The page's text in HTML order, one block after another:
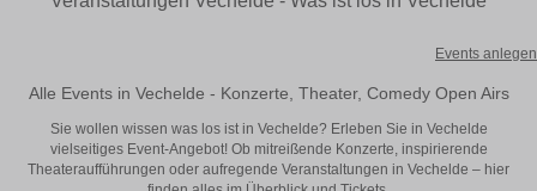
Events anlegen
Alle Events in Vechelde - Konzerte, Theater, Comedy Open Airs
Sie wollen wissen was los ist in Vechelde? Erleben Sie in Vechelde
vielseitiges Event-Angebot! Ob mitreißende Konzerte, inspirierende
Theateraufführungen oder aufregende Veranstaltungen in Vechelde – hier